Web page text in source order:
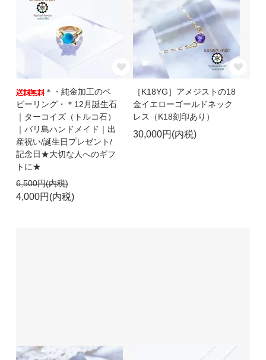
＊・純金加工のベ
ビーリング・＊12月誕生石
｜ターコイズ（トルコ石）
｜バリ島ハンドメイド｜出
産祝い/誕生日プレゼント/
記念日★大切な人へのギフ
トに★
6,500円(内税)
4,000円(内税)
［K18YG］アメジストの18
金イエローゴールドネック
レス（K18刻印あり）
30,000円(内税)